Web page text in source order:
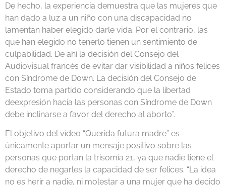
De hecho, la experiencia demuestra que las mujeres que
han dado a luz a un niño con una discapacidad no
lamentan haber elegido darle vida. Por el contrario, las
que han elegido no tenerlo tienen un sentimiento de
culpabilidad. De ahí la decisión del Consejo del
Audiovisual francés de evitar dar visibilidad a niños felices
con Síndrome de Down. La decisión del Consejo de
Estado toma partido considerando que la libertad
deexpresión hacia las personas con Síndrome de Down
debe inclinarse a favor del derecho al aborto”.
El objetivo del vídeo “Querida futura madre” es
únicamente aportar un mensaje positivo sobre las
personas que portan la trisomía 21, ya que nadie tiene el
derecho de negarles la capacidad de ser felices. “La idea
no es herir a nadie, ni molestar a una mujer que ha decido